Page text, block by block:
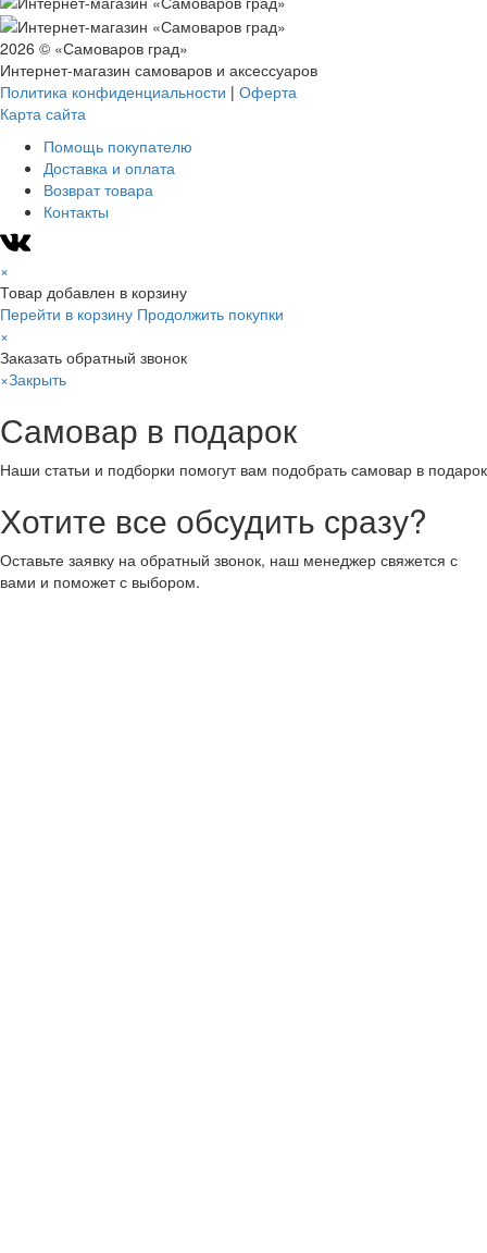
2026 © «Самоваров град»
Интернет-магазин самоваров и аксессуаров
Политика конфиденциальности | Оферта
Карта сайта
Помощь покупателю
Доставка и оплата
Возврат товара
Контакты
×
Товар добавлен в корзину
Перейти в корзину Продолжить покупки
×
Заказать обратный звонок
×Закрыть
Самовар в подарок
Наши статьи и подборки помогут вам подобрать самовар в подарок
Хотите все обсудить сразу?
Оставьте заявку на обратный звонок, наш менеджер свяжется с
вами и поможет с выбором.